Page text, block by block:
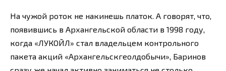
На чужой роток не накинешь платок. А говорят, что,
появившись в Архангельской области в 1998 году,
когда «ЛУКОЙЛ» стал владельцем контрольного
пакета акций «Архангельскгеолдобычи», Баринов